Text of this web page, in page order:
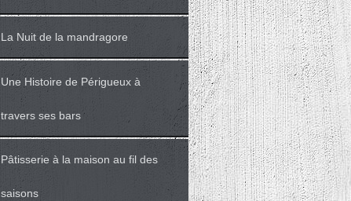
La Nuit de la mandragore
Une Histoire de Périgueux à
travers ses bars
Pâtisserie à la maison au fil des
saisons